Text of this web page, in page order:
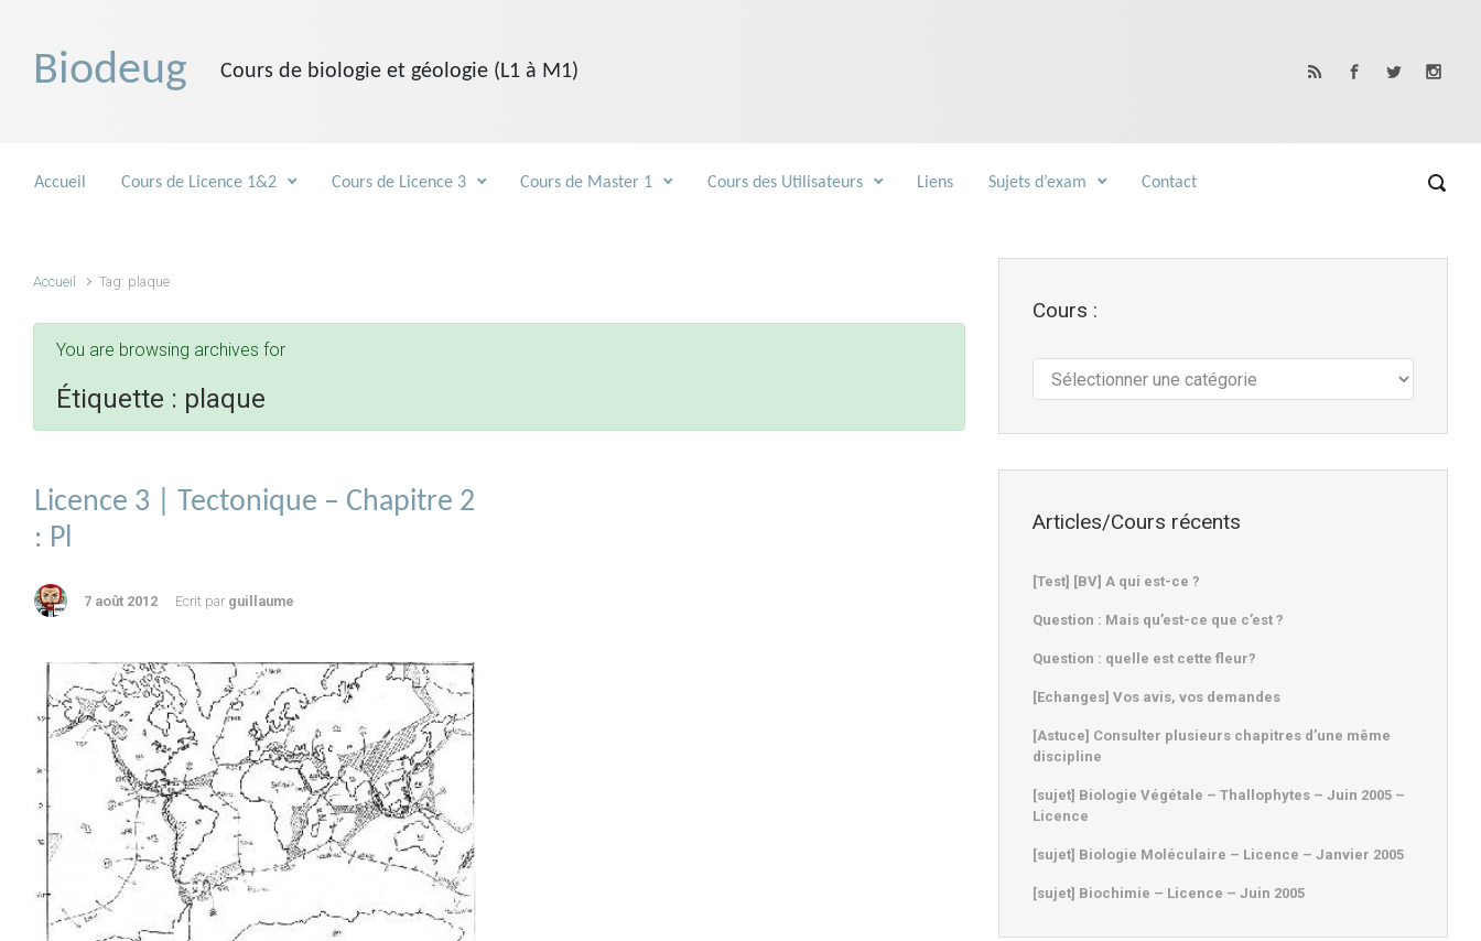
Biodeug Cours de biologie et géologie (L1 à M1)
Accueil Cours de Licence 1&2 Cours de Licence 3 Cours de Master 1 Cours des Utilisateurs Liens Sujets d’exam Contact
Accueil Tag: plaque
You are browsing archives for
Étiquette : plaque
Licence 3 | Tectonique – Chapitre 2
: Pl
7 août 2012 Ecrit par guillaume
Cours :
Articles/Cours récents
[Test] [BV] A qui est-ce ?
Question : Mais qu’est-ce que c’est ?
Question : quelle est cette fleur?
[Echanges] Vos avis, vos demandes
[Astuce] Consulter plusieurs chapitres d’une même
discipline
[sujet] Biologie Végétale – Thallophytes – Juin 2005 –
Licence
[sujet] Biologie Moléculaire – Licence – Janvier 2005
[sujet] Biochimie – Licence – Juin 2005